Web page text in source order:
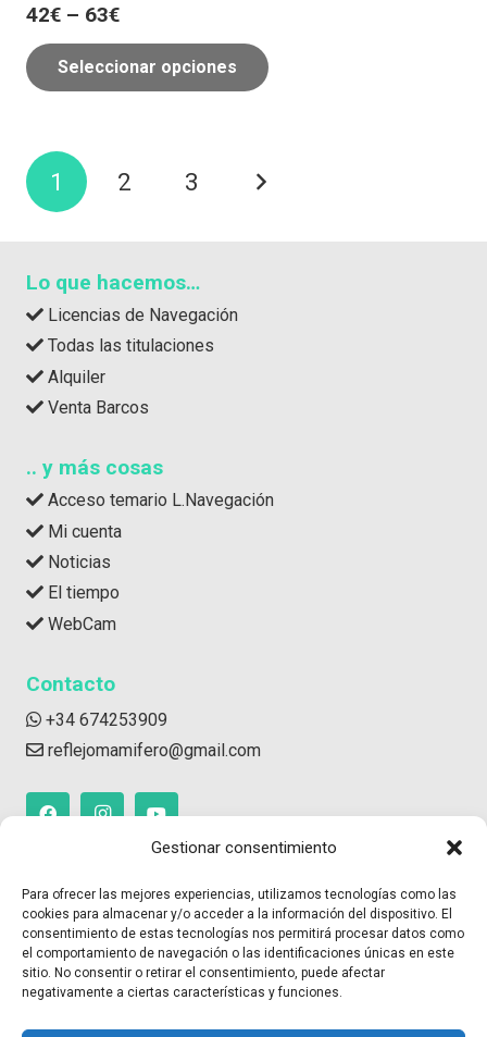
Gestionar consentimiento
Para ofrecer las mejores experiencias, utilizamos tecnologías como las
cookies para almacenar y/o acceder a la información del dispositivo. El
consentimiento de estas tecnologías nos permitirá procesar datos como
el comportamiento de navegación o las identificaciones únicas en este
sitio. No consentir o retirar el consentimiento, puede afectar
negativamente a ciertas características y funciones.
42€ – 63€
Seleccionar opciones
Navegación
de
1 2 3
Lo que hacemos…
Licencias de Navegación
Todas las titulaciones
Alquiler
Venta Barcos
.. y más cosas
Acceso temario L.Navegación
Mi cuenta
Noticias
El tiempo
WebCam
Contacto
+34 674253909
reflejomamifero@gmail.com